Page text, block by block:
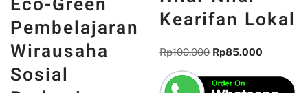
Pembelajaran
Wirausaha
Sosial
Kearifan Lokal
Rp100.000 Rp85.000